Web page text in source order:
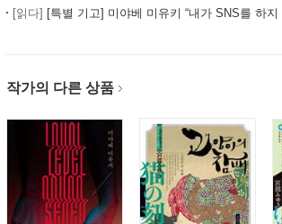
[읽다] [특별 기고] 미야베 미유키 “내가 SNS를 하지
작가의 다른 상품